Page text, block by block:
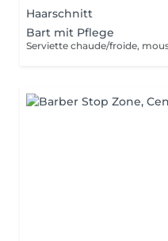
Haarschnitt
Bart mit Pflege